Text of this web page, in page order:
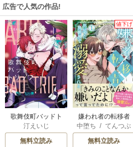
広告で人気の作品!
歌舞伎町バッドト
リップ
汀えいじ
無料立読み
値下げ
嫌われ者の転移者
は、出戻った異世
界で溺愛される
中堕ち /てんつぶ
無料立読み